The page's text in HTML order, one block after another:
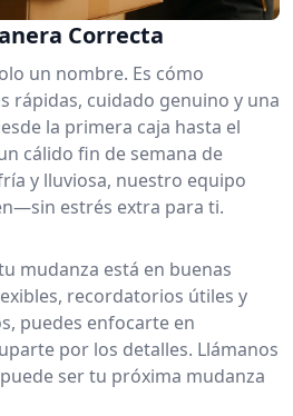
Correcta
un nombre. Es cómo
rápidas, cuidado genuino y una
la primera caja hasta el
cálido fin de semana de
y lluviosa, nuestro equipo
estrés extra para ti.
mudanza está en buenas
recordatorios útiles y
puedes enfocarte en
por los detalles. Llámanos
ser tu próxima mudanza